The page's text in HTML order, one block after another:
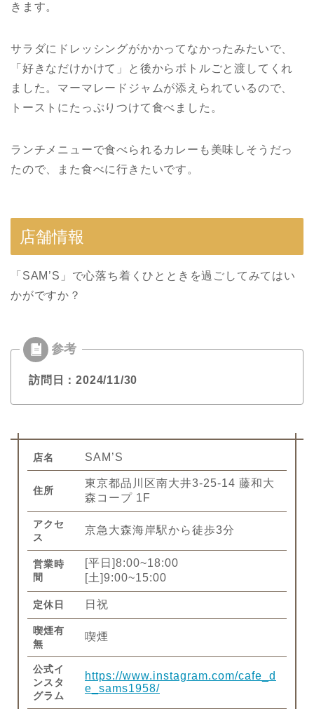
きます。
サラダにドレッシングがかかってなかったみたいで、
「好きなだけかけて」と後からボトルごと渡してくれ
ました。マーマレードジャムが添えられているので、
トーストにたっぷりつけて食べました。
ランチメニューで食べられるカレーも美味しそうだっ
たので、また食べに行きたいです。
店舗情報
「SAM’S」で心落ち着くひとときを過ごしてみてはい
かがですか？
訪問日：2024/11/30
店名 SAM’S
住所
東京都品川区南大井3-25-14 藤和大
森コープ 1F
アクセ
ス
京急大森海岸駅から徒歩3分
営業時
間
[平日]8:00~18:00
[土]9:00~15:00
定休日 日祝
喫煙有
無
喫煙
公式イ
ンスタ
グラム
https://www.instagram.com/cafe_d
e_sams1958/